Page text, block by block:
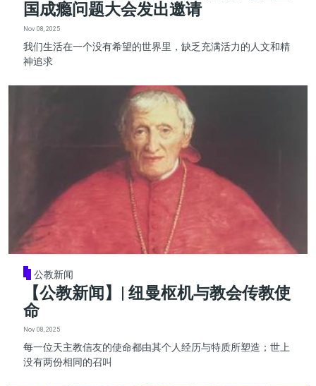
国成瘾问题大会发出邀请
Nov 08, 2025
我们生活在一个没有希望的世界里，缺乏充满活力的人文和精
神追求
公教新闻
【公教新闻】| 纽曼枢机与教会传教使
命
Nov 08, 2025
每一位天主教信友的使命都由其个人经历与特质所塑造；世上
没有两份相同的召叫